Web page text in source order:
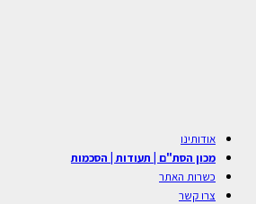
אודותינו
מכון הסת"ם | תעודות | הסכמות
כשרות האתר
צרו קשר